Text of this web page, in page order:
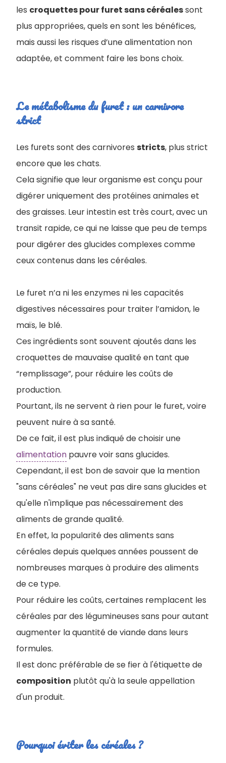
les croquettes pour furet sans céréalessont
plus appropriées, quels en sont les bénéfices,
mais aussi les risques d’une alimentation non
adaptée, et comment faire les bons choix.
Le métabolisme du furet : un carnivore
strict
Les furets sont des carnivores stricts, plus strict
encore que les chats.
Cela signifie que leur organisme est conçu pour
digérer uniquement des protéines animales et
des graisses. Leur intestin est très court, avec un
transit rapide, ce qui ne laisse que peu de temps
pour digérer des glucides complexes comme
ceux contenus dans les céréales.
Le furet n’a ni les enzymes ni les capacités
digestives nécessaires pour traiter l’amidon, le
maïs, le blé.
Ces ingrédients sont souvent ajoutés dans les
croquettes de mauvaise qualité en tant que
“remplissage”, pour réduire les coûts de
production.
Pourtant, ils ne servent à rien pour le furet, voire
peuvent nuire à sa santé.
De ce fait, il est plus indiqué de choisir une
alimentation pauvre voir sans glucides.
Cependant, il est bon de savoir que la mention
"sans céréales" ne veut pas dire sans glucides et
qu'elle n'implique pas nécessairement des
aliments de grande qualité.
En effet, la popularité des aliments sans
céréales depuis quelques années poussent de
nombreuses marques à produire des aliments
de ce type.
Pour réduire les coûts, certaines remplacent les
céréales par des légumineuses sans pour autant
augmenter la quantité de viande dans leurs
formules.
Il est donc préférable de se fier à l'étiquette de
composition plutôt qu'à la seule appellation
d'un produit.
Pourquoi éviter les céréales ?